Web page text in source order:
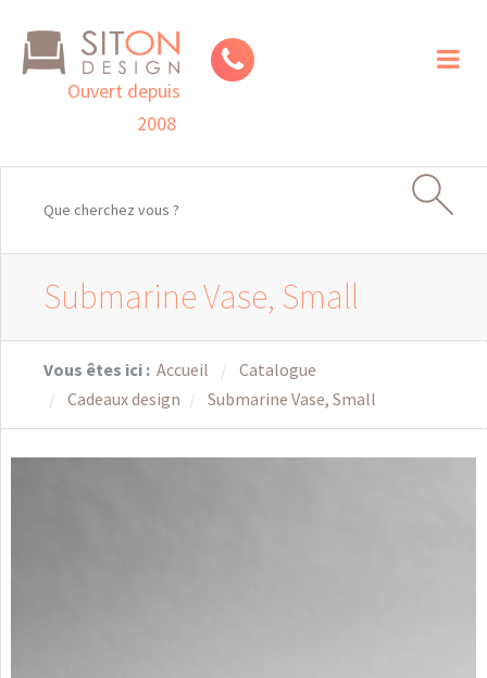
Ouvert depuis
2008
Submarine Vase, Small
Vous êtes ici : Accueil
Catalogue
Cadeaux design
Submarine Vase, Small